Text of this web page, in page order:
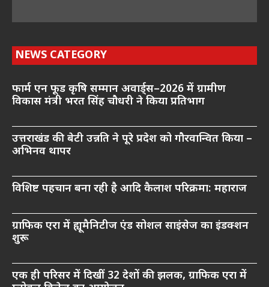
NEWS CATEGORY
फार्म एन फूड कृषि सम्मान अवार्ड्स–2026 में ग्रामीण
विकास मंत्री भरत सिंह चौधरी ने किया प्रतिभाग
उत्तराखंड की बेटी उन्नति ने पूरे प्रदेश को गौरवान्वित किया –
अभिनव थापर
विशिष्ट पहचान बना रही है आदि कैलाश परिक्रमा: महाराज
ग्राफिक एरा में ह्यूमैनिटीज एंड सोशल साइंसेज का इंडक्शन
शुरू
एक ही परिसर में दिखीं 32 देशों की झलक, ग्राफिक एरा में